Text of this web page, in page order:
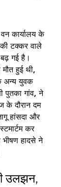
कार्यालय के
की टक्कर वाले
गई है।
हुई थी,
अन्य युवक
पुतका गांव, ने
के दौरान दम
हांसदा और
कर
भीषण हादसे ने
उलझन,